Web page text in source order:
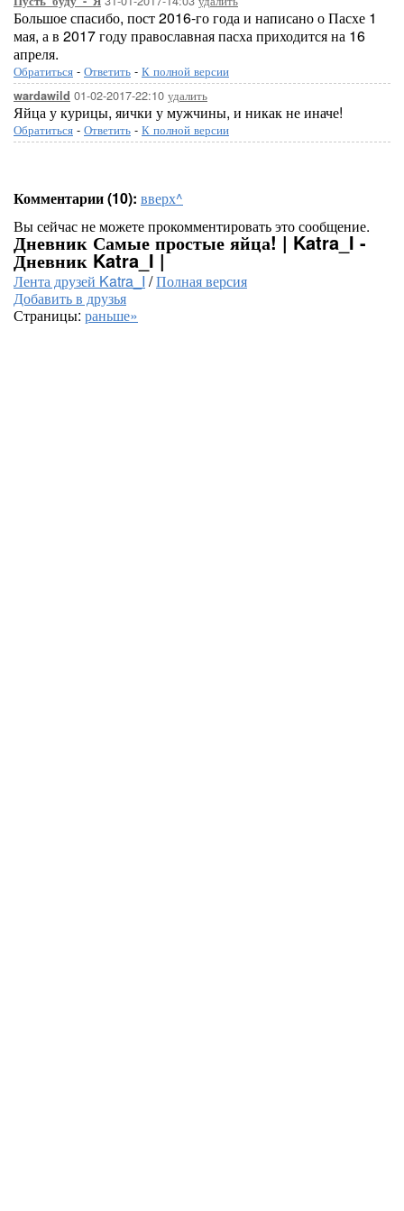
Большое спасибо, пост 2016-го года и написано о Пасхе 1
мая, а в 2017 году православная пасха приходится на 16
апреля.
Обратиться - Ответить - К полной версии
wardawild 01-02-2017-22:10 удалить
Яйца у курицы, яички у мужчины, и никак не иначе!
Обратиться - Ответить - К полной версии
Комментарии (10): вверх^
Вы сейчас не можете прокомментировать это сообщение.
Дневник Самые простые яйца! | Katra_I -
Дневник Katra_I |
Лента друзей Katra_I /Полная версия
Добавить в друзья
Страницы: раньше»